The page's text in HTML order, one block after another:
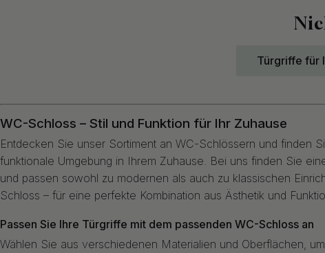
Türgriffe für
WC-Schloss – Stil und Funktion für Ihr Zuhause
Entdecken Sie unser Sortiment an WC-Schlössern und finden
funktionale Umgebung in Ihrem Zuhause. Bei uns finden Sie
und passen sowohl zu modernen als auch zu klassischen
Schloss – für eine perfekte Kombination aus Ästhetik und
Passen Sie Ihre Türgriffe mit dem passenden WC-Schloss an
Wählen Sie aus verschiedenen Materialien und Oberflächen,